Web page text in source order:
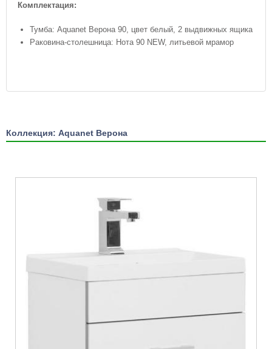
Комплектация:
Тумба: Aquanet Верона 90, цвет белый, 2 выдвижных ящика
Раковина-столешница: Нота 90 NEW, литьевой мрамор
Коллекция: Aquanet Верона